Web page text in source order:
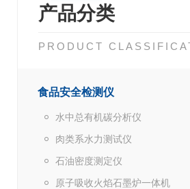
产品分类
PRODUCT
食品安全检测仪
水中总有机碳分析仪
肉类系水力测试仪
石油密度测定仪
原子吸收火焰石墨炉一体机